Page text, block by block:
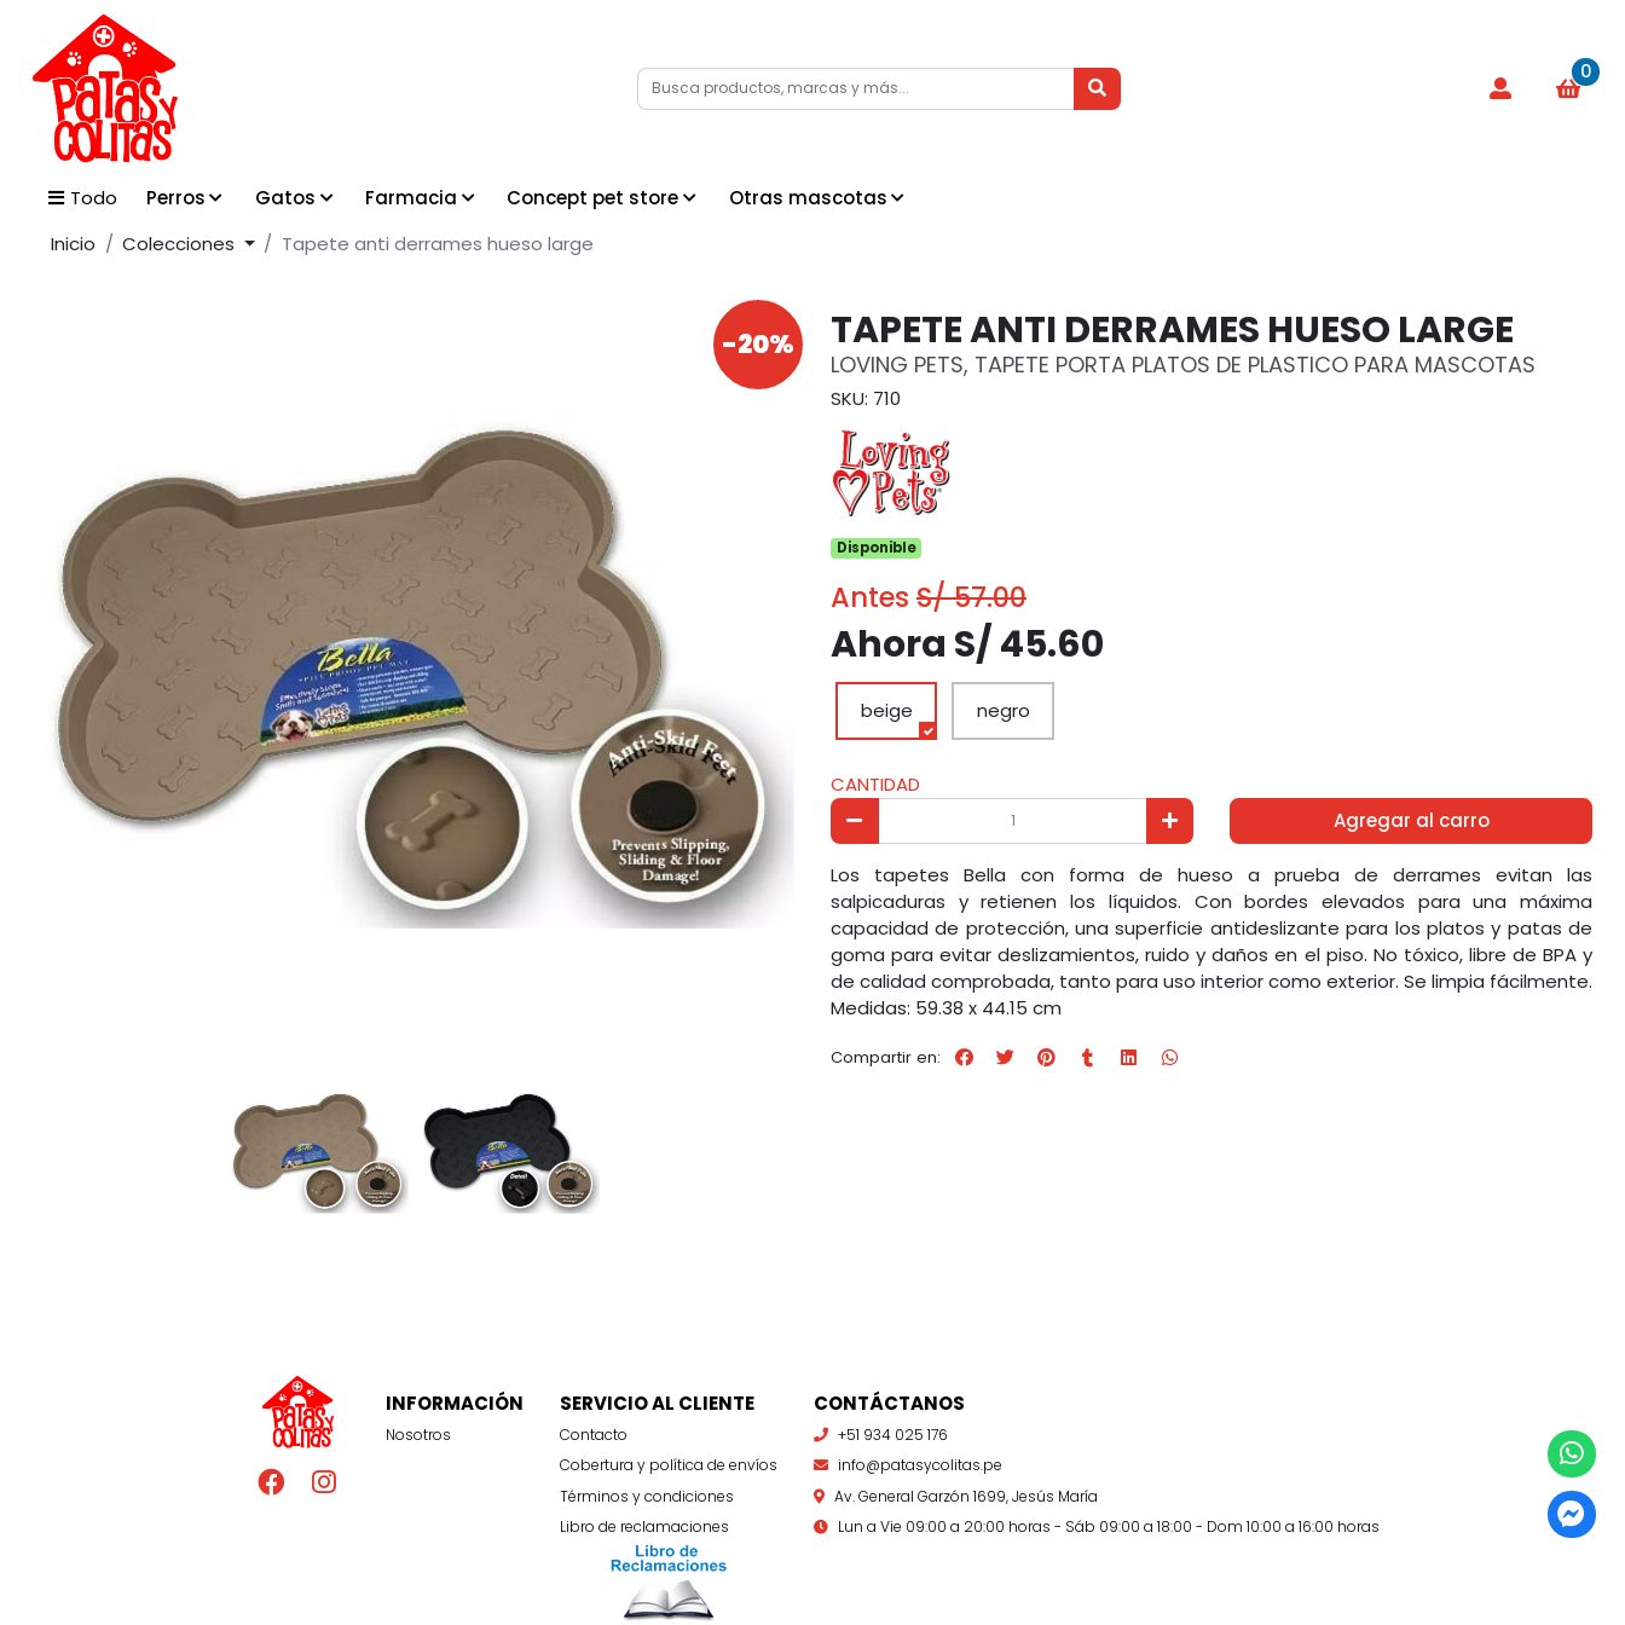
0
Todo Perros Gatos Farmacia Concept pet store
Otras mascotas
Inicio
Colecciones Tapete anti derrames hueso large
-20% TAPETE ANTI DERRAMES HUESO LARGE
LOVING PETS, TAPETE PORTA PLATOS DE PLASTICO PARA MASCOTAS
SKU: 710
Disponible
Antes S/ 57.00
Ahora S/ 45.60
beige negro
CANTIDAD
Agregar al carro
Los tapetes Bella con forma de hueso a prueba de derrames evitan las
salpicaduras y retienen los líquidos. Con bordes elevados para una máxima
capacidad de protección, una superficie antideslizante para los platos y patas de
goma para evitar deslizamientos, ruido y daños en el piso. No tóxico, libre de BPA y
de calidad comprobada, tanto para uso interior como exterior. Se limpia fácilmente.
Medidas: 59.38 x 44.15 cm
Compartir en:
INFORMACIÓN
Nosotros
SERVICIO AL CLIENTE
Contacto
Cobertura y política de envíos
Términos y condiciones
Libro de reclamaciones
CONTÁCTANOS
+51 934 025 176
info@patasycolitas.pe
Av. General Garzón 1699, Jesús María
Lun a Vie 09:00 a 20:00 horas - Sáb 09:00 a 18:00 - Dom 10:00 a 16:00 horas